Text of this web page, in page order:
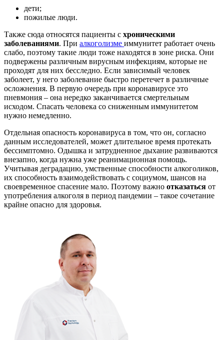
дети;
пожилые люди.
Также сюда относятся пациенты с хроническими
заболеваниями. При алкоголизме иммунитет работает очень
слабо, поэтому такие люди тоже находятся в зоне риска. Они
подвержены различным вирусным инфекциям, которые не
проходят для них бесследно. Если зависимый человек
заболеет, у него заболевание быстро перетечет в различные
осложнения. В первую очередь при коронавирусе это
пневмония – она нередко заканчивается смертельным
исходом. Спасать человека со сниженным иммунитетом
нужно немедленно.
Отдельная опасность коронавируса в том, что он, согласно
данным исследователей, может длительное время протекать
бессимптомно. Одышка и затрудненное дыхание развиваются
внезапно, когда нужна уже реанимационная помощь.
Учитывая деградацию, умственные способности алкоголиков,
их способность взаимодействовать с социумом, шансов на
своевременное спасение мало. Поэтому важно отказаться от
употребления алкоголя в период пандемии – такое сочетание
крайне опасно для здоровья.